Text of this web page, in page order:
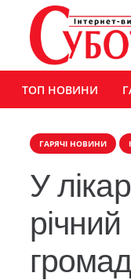
ТОП НОВИНИ
ГАРЯЧІ НОВИНИ
У